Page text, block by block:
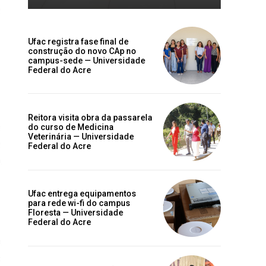
Ufac registra fase final de
construção do novo CAp no
campus-sede — Universidade
Federal do Acre
Reitora visita obra da passarela
do curso de Medicina
Veterinária — Universidade
Federal do Acre
Ufac entrega equipamentos
para rede wi-fi do campus
Floresta — Universidade
Federal do Acre